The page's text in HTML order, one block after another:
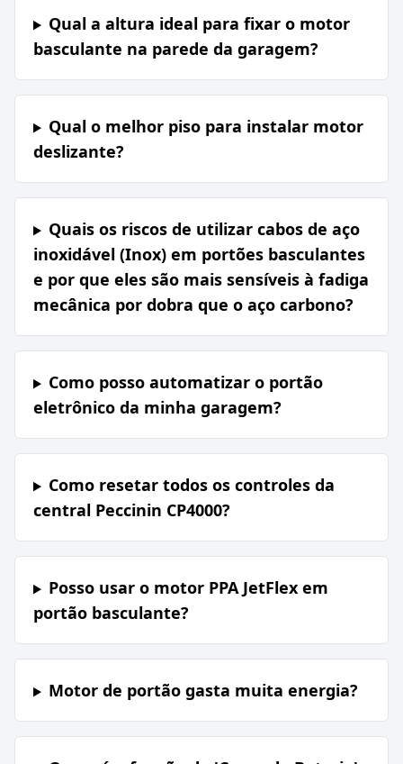
Qual a altura ideal para fixar o motor
basculante na parede da garagem?
Qual o melhor piso para instalar motor
deslizante?
Quais os riscos de utilizar cabos de aço
inoxidável (Inox) em portões basculantes
e por que eles são mais sensíveis à fadiga
mecânica por dobra que o aço carbono?
Como posso automatizar o portão
eletrônico da minha garagem?
Como resetar todos os controles da
central Peccinin CP4000?
Posso usar o motor PPA JetFlex em
portão basculante?
Motor de portão gasta muita energia?